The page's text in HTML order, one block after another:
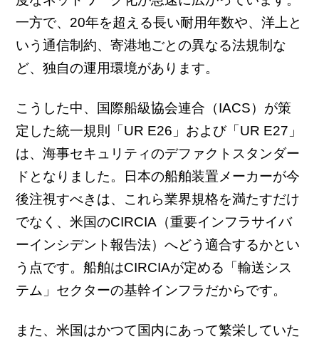
一方で、20年を超える長い耐用年数や、洋上と
いう通信制約、寄港地ごとの異なる法規制な
ど、独自の運用環境があります。
こうした中、国際船級協会連合（IACS）が策
定した統一規則「UR E26」および「UR E27」
は、海事セキュリティのデファクトスタンダー
ドとなりました。日本の船舶装置メーカーが今
後注視すべきは、これら業界規格を満たすだけ
でなく、米国のCIRCIA（重要インフラサイバ
ーインシデント報告法）へどう適合するかとい
う点です。船舶はCIRCIAが定める「輸送シス
テム」セクターの基幹インフラだからです。
また、米国はかつて国内にあって繁栄していた